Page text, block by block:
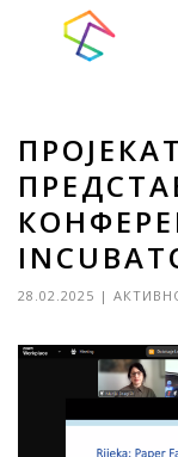
28.02.2025 |